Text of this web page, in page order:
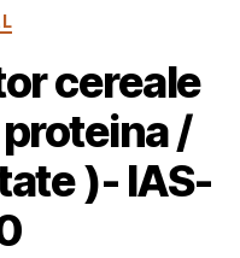
cereale
/
)- IAS-